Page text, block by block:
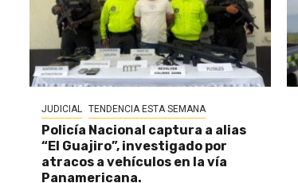
JUDICIAL TENDENCIA ESTA SEMANA
Policía Nacional captura a alias
“El Guajiro”, investigado por
atracos a vehículos en la vía
Panamericana.